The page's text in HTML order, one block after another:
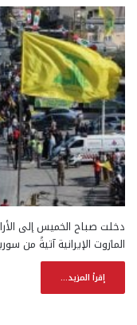
دخلت صباح الخميس إلى
المازوت الإيرانية آتيةً من
إقرأ المزيد...